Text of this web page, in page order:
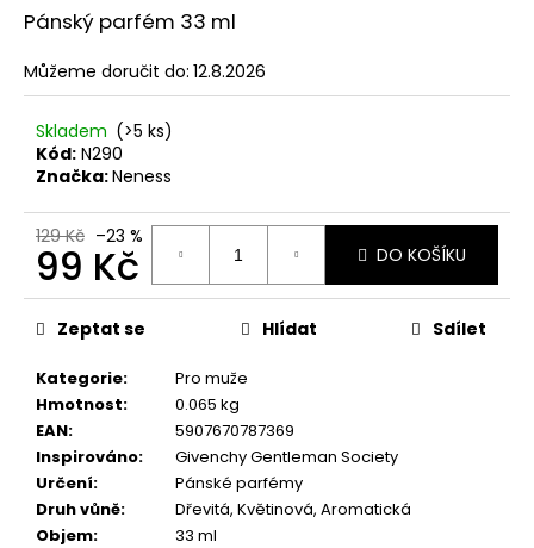
z
5Pánský parfém 33 ml
Můžeme doručit do: 12.8.2026
Skladem (>5 ks)
Kód: N290
Značka:Neness
129 Kč –23 %
99 Kč
Měrná
cena:
DO KOŠÍKU
Kategorie:
Pro muže
Hmotnost:
0.065 kg
EAN:
5907670787369
Inspirováno:
Givenchy Gentleman Society
Určení:
Pánské parfémy
Druh vůně:
Dřevitá, Květinová, Aromatická
Objem:
33 ml
Zeptat se Hlídat Sdílet
u
e
e
GIRL
99
Kč
Původně:
129
Kč